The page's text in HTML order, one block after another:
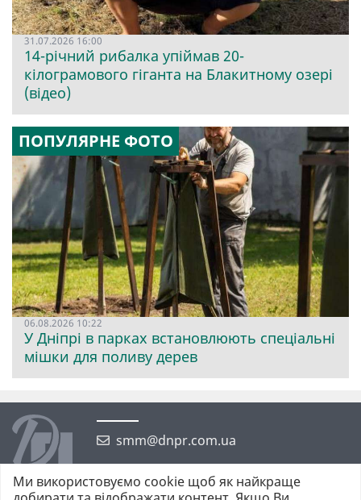
31.07.2026 16:00
14-річний рибалка упіймав 20-
кілограмового гіганта на Блакитному озері
(відео)
ПОПУЛЯРНЕ ФОТО
06.08.2026 10:22
У Дніпрі в парках встановлюють спеціальні
мішки для поливу дерев
smm@dnpr.com.ua
Ми використовуємо cookie щоб як найкраще